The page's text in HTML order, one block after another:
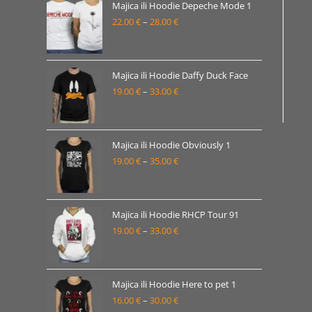
19.00 €
do
Majica ili Hoodie Depeche Mode 1
22.00€– 28.00€Raspon
od
22.00 €
do
Majica ili Hoodie Daffy Duck Face
19.00€– 33.00€Raspon
od
19.00 €
do
Majica ili Hoodie Obviously 1
19.00€– 35.00€Raspon
od
19.00 €
do
Majica ili Hoodie RHCP Tour 91
19.00€– 33.00€Raspon
od
19.00 €
do
Majica ili Hoodie Here to pet 1
16.00€– 30.00€Raspon